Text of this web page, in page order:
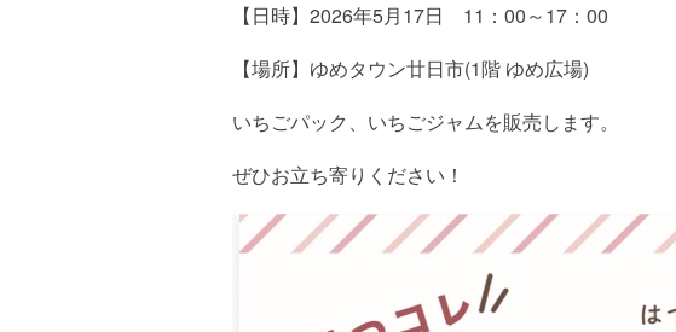
【日時】2026年5月17日 11：00～17：00
【場所】ゆめタウン廿日市(1階 ゆめ広場)
いちごパック、いちごジャムを販売します。
ぜひお立ち寄りください！